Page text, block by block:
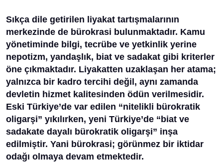
Sıkça dile getirilen liyakat tartışmalarının
merkezinde de bürokrasi bulunmaktadır. Kamu
yönetiminde bilgi, tecrübe ve yetkinlik yerine
nepotizm, yandaşlık, biat ve sadakat gibi kriterler
öne çıkmaktadır. Liyakatten uzaklaşan her atama;
yalnızca bir kadro tercihi değil, aynı zamanda
devletin hizmet kalitesinden ödün verilmesidir.
Eski Türkiye’de var edilen “nitelikli bürokratik
oligarşi” yıkılırken, yeni Türkiye’de “biat ve
sadakate dayalı bürokratik oligarşi” inşa
edilmiştir. Yani bürokrasi; görünmez bir iktidar
odağı olmaya devam etmektedir.